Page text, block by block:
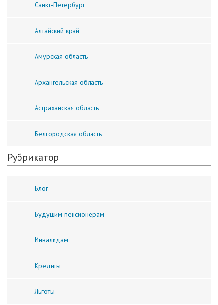
Санкт-Петербург
Алтайский край
Амурская область
Архангельская область
Астраханская область
Белгородская область
Рубрикатор
Блог
Будущим пенсионерам
Инвалидам
Кредиты
Льготы